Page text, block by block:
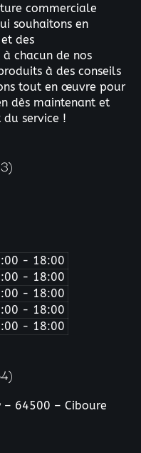
commerciale
souhaitons en
des
chacun de nos
à des conseils
tout en œuvre pour
dès maintenant et
service !
- 18:00
- 18:00
- 18:00
- 18:00
- 18:00
– 64500 – Ciboure